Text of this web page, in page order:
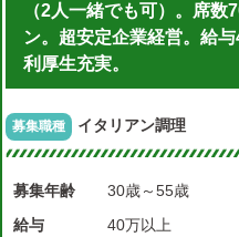
（2人一緒でも可）。席
ン。超安定企業経営。給
利厚生充実。
募集職種 イタリアン調理
募集年齢
30歳～55歳
給与
40万以上